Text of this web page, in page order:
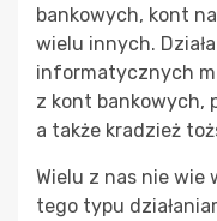
bankowych, kont
wielu innych.
informatycznych
z kont bankowych,
a także kradzież
Wielu z nas nie wie
tego typu